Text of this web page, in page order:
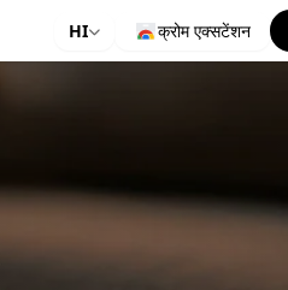
HI क्रोम एक्सटेंशन